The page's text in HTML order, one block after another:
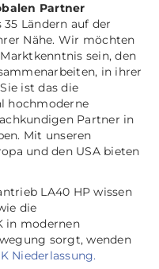
Partner
Ländern auf der
Nähe. Wir möchten
sein, den
in ihrer
ist das die
hochmoderne
Partner in
Mit unseren
und den USA bieten
LA40 HP wissen
die
in modernen
sorgt, wenden
Niederlassung.